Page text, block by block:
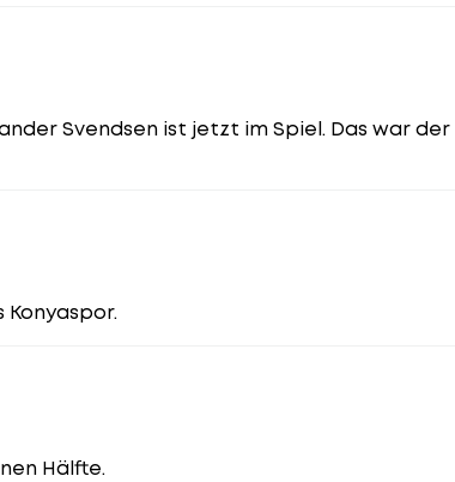
Svendsen ist jetzt im Spiel. Das war
Konyaspor.
Hälfte.